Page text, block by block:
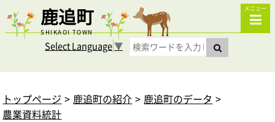
鹿追町
SHIKAOI TOWN
メニュー
Select Language▼
トップページ 鹿追町の紹介
鹿追町のデータ
農業資料統計